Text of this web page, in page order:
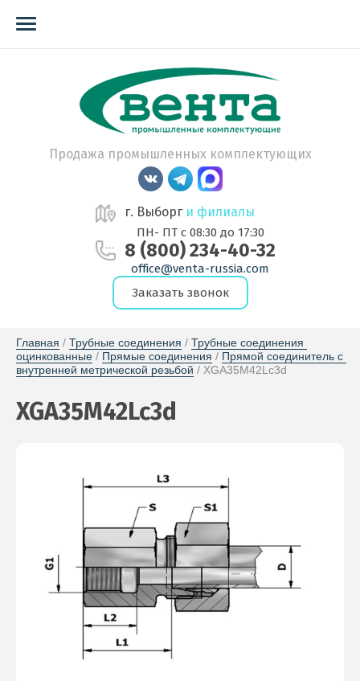
Продажа промышленных комплектующих
г. Выборг и филиалы
ПН- ПТ с 08:30 до 17:30
8 (800) 234-40-32
office@venta-russia.com
Заказать звонок
Главная / Трубные соединения / Трубные соединения
оцинкованные / Прямые соединения / Прямой соединитель с
внутренней метрической резьбой / XGA35M42Lc3d
XGA35M42Lc3d